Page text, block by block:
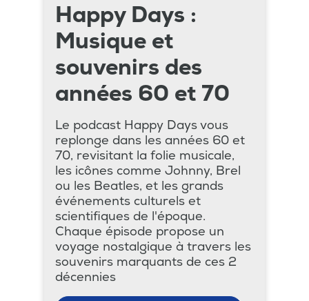
Happy Days :
Musique et
souvenirs des
années 60 et 70
Le podcast Happy Days vous
replonge dans les années 60 et
70, revisitant la folie musicale,
les icônes comme Johnny, Brel
ou les Beatles, et les grands
événements culturels et
scientifiques de l'époque.
Chaque épisode propose un
voyage nostalgique à travers les
souvenirs marquants de ces 2
décennies